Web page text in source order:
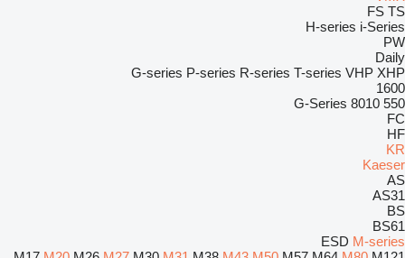
FS TS
H-series i-Series
PW
Daily
G-series P-series R-series T-series VHP XHP
1600
550
8010
G-Series
FC
HF
KR
Kaeser
AS
AS31
BS
BS61
ESD M-series